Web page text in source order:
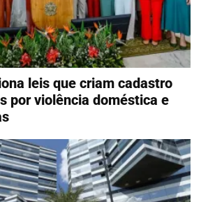
leis que criam cadastro
por violência doméstica e